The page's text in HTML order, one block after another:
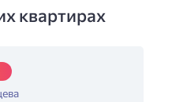
квартирах